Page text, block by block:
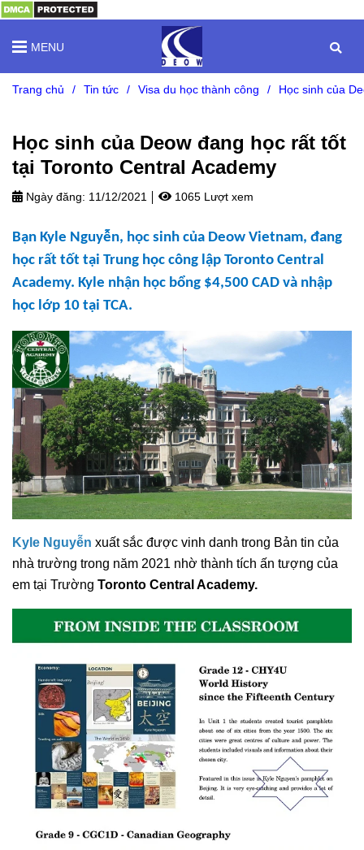
MENU
Trang chủ / Tin tức / Visa du học thành công / Học sinh của
Học sinh của Deow đang học rất tốt
tại Toronto Central Academy
Ngày đăng: 11/12/2021 1065 Lượt xem
Bạn Kyle Nguyễn, học sinh của Deow Vietnam, đang
học rất tốt tại Trung học công lập Toronto Central
Academy. Kyle nhận học bổng $4,500 CAD và nhập
học lớp 10 tại TCA.
Kyle Nguyễn xuất sắc được vinh danh trong Bản tin của
nhà trường trong năm 2021 nhờ thành tích ấn tượng của
em tại Trường Toronto Central Academy.